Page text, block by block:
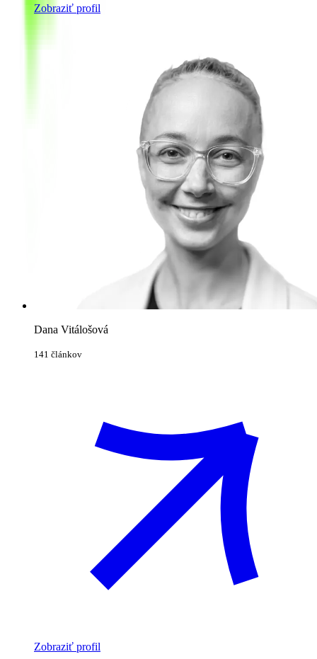
Zobraziť profil
Dana Vitálošová
141 článkov
Zobraziť profil